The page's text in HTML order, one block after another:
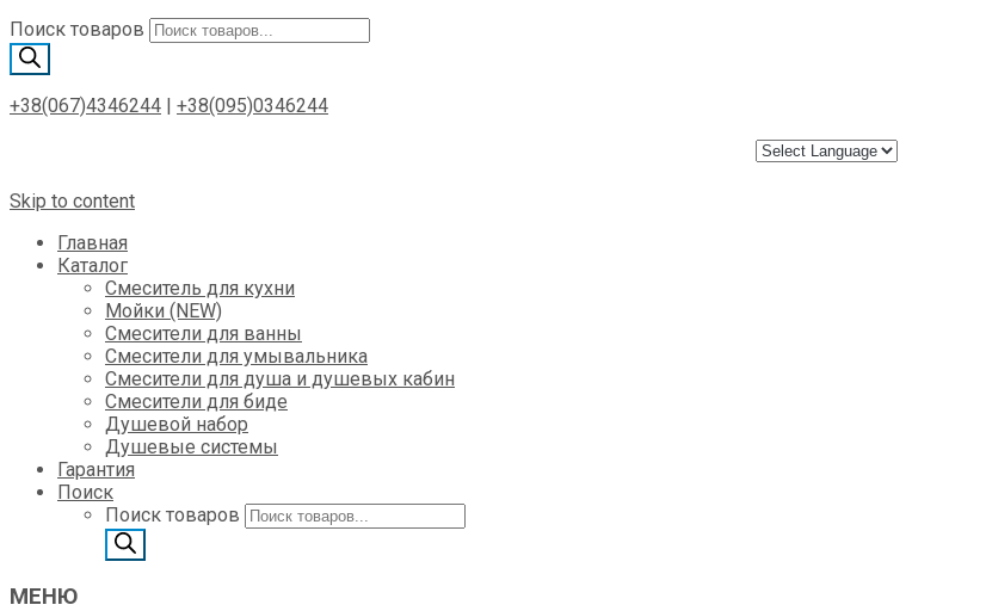
Поиск товаров
+38(067)4346244 | +38(095)0346244
Skip to content
Главная
Каталог
Смеситель для кухни
Мойки (NEW)
Смесители для ванны
Смесители для умывальника
Смесители для душа и душевых кабин
Смесители для биде
Душевой набор
Душевые системы
Гарантия
Поиск
Поиск товаров
МЕНЮ